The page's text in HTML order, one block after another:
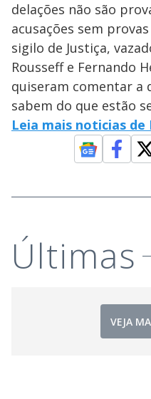
delações não são
acusações sem
sigilo de Justiça,
Rousseff e Fernando
quiseram comentar a
sabem do que estão
Leia mais noticias de
Últimas
VEJA